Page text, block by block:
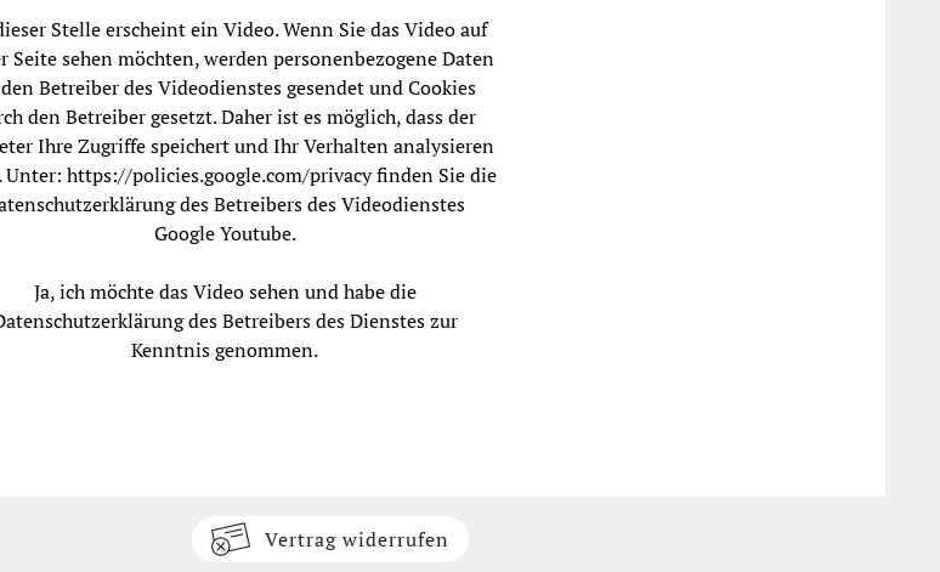
Stelle erscheint ein Video. Wenn Sie das Video auf
Seite sehen möchten, werden personenbezogene Daten
Betreiber des Videodienstes gesendet und Cookies
den Betreiber gesetzt. Daher ist es möglich, dass der
Ihre Zugriffe speichert und Ihr Verhalten analysieren
Unter: https://policies.google.com/privacyfinden Sie die
des Betreibers des Videodienstes
Google Youtube.
Ja, ich möchte das Video sehen und habe die
des Betreibers des Dienstes zur
Kenntnis genommen.
Vertrag widerrufen